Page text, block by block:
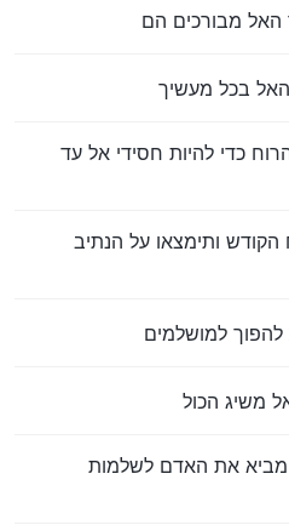
האל מבורכים הם
בכל מעשיך
כדי להיות חסידי אל עד
הקודש ותימצאו על הנתיב
למושלמים
משיג הכול
מביא את האדם לשלמות